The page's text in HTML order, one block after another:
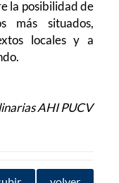
la posibilidad de
más situados,
locales y a
AHI PUCV